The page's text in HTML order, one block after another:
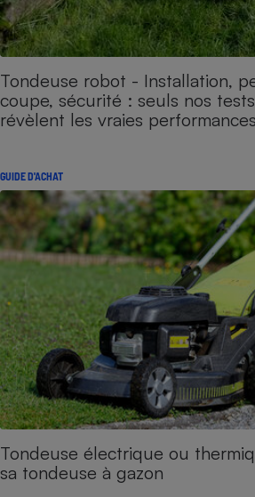
Tondeuse robot - Installation,
coupe, sécurité : seuls nos
révèlent les vraies performances
GUIDE D'ACHAT
Tondeuse électrique ou
sa tondeuse à gazon